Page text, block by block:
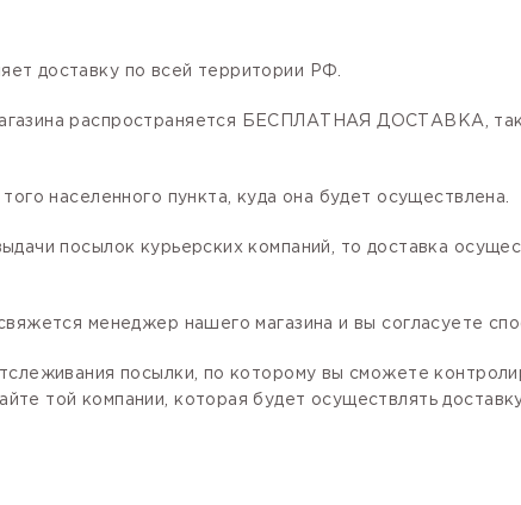
доставку по всей территории РФ.
распространяется БЕСПЛАТНАЯ ДОСТАВКА,
населенного пункта, куда она будет осуществлена.
посылок курьерских компаний, то доставка
менеджер нашего магазина и вы согласуете
посылки, по которому вы сможете
той компании, которая будет осуществлять